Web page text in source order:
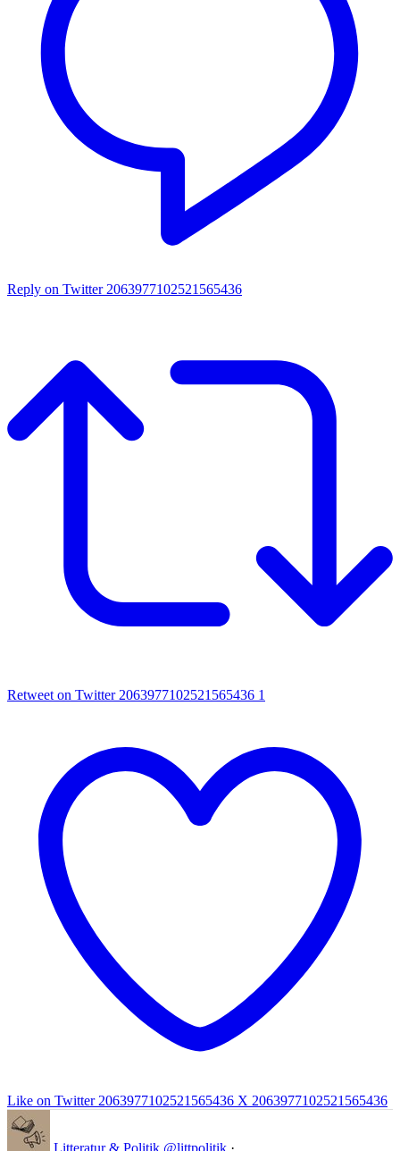
Reply on Twitter 2063977102521565436
Retweet on Twitter 2063977102521565436 1
Like on Twitter 2063977102521565436 X 2063977102521565436
Litteratur & Politik @littpolitik ·